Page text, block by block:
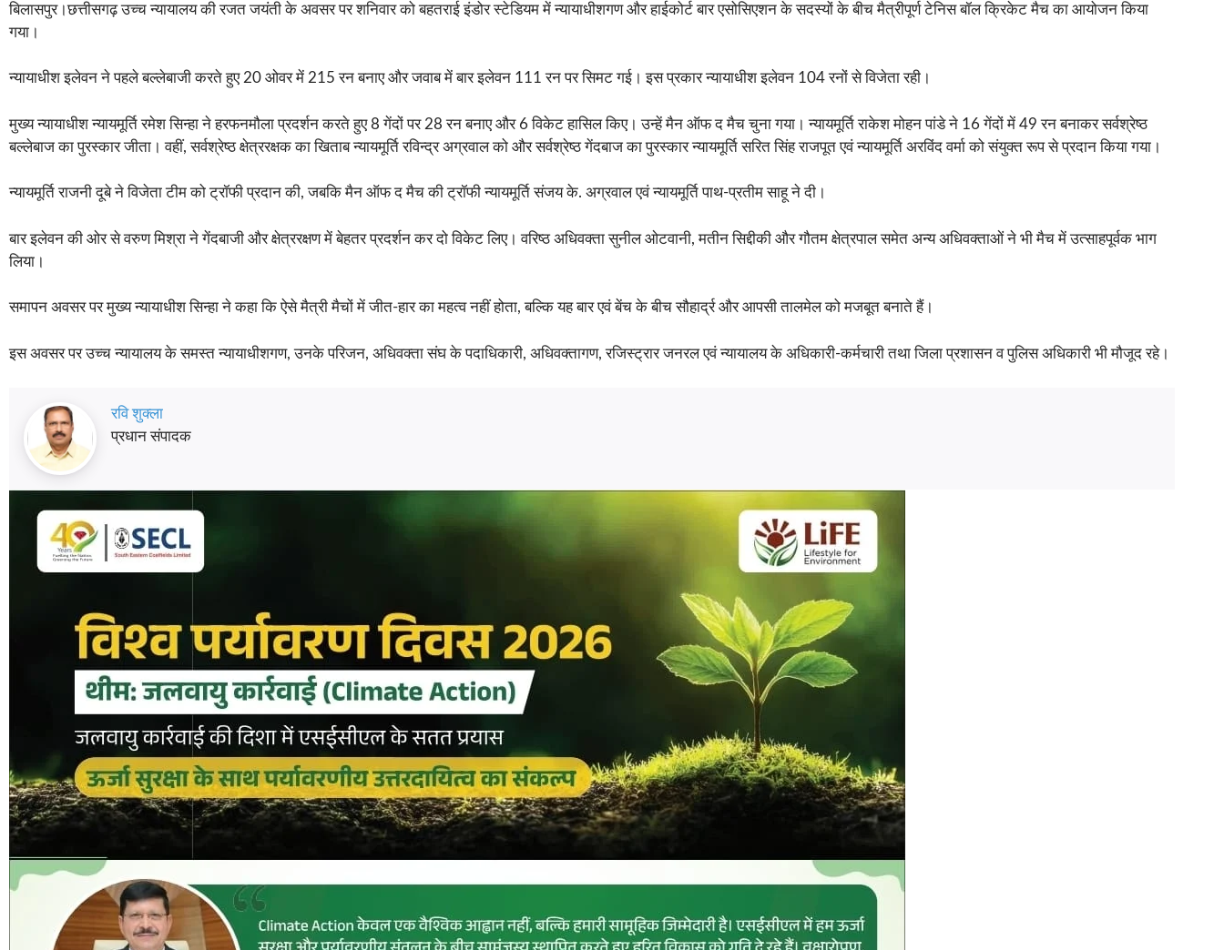
बिलासपुर।छत्तीसगढ़ उच्च न्यायालय की रजत जयंती के अवसर पर शनिवार को बहतराई इंडोर स्टेडियम में न्यायाधीशगण और हाईकोर्ट बार एसोसिएशन के सदस्यों के बीच मैत्रीपूर्ण टेनिस बॉल क्रिकेट मैच का आयोजन किया
गया।
न्यायाधीश इलेवन ने पहले बल्लेबाजी करते हुए 20 ओवर में 215 रन बनाए और जवाब में बार इलेवन 111 रन पर सिमट गई। इस प्रकार न्यायाधीश इलेवन 104 रनों से विजेता रही।
मुख्य न्यायाधीश न्यायमूर्ति रमेश सिन्हा ने हरफनमौला प्रदर्शन करते हुए 8 गेंदों पर 28 रन बनाए और 6 विकेट हासिल किए। उन्हें मैन ऑफ द मैच चुना गया। न्यायमूर्ति राकेश मोहन पांडे ने 16 गेंदों में 49 रन बनाकर सर्वश्रेष्ठ
बल्लेबाज का पुरस्कार जीता। वहीं, सर्वश्रेष्ठ क्षेत्ररक्षक का खिताब न्यायमूर्ति रविन्द्र अग्रवाल को और सर्वश्रेष्ठ गेंदबाज का पुरस्कार न्यायमूर्ति सरित सिंह राजपूत एवं न्यायमूर्ति अरविंद वर्मा को संयुक्त रूप से प्रदान किया गया।
न्यायमूर्ति राजनी दूबे ने विजेता टीम को ट्रॉफी प्रदान की, जबकि मैन ऑफ द मैच की ट्रॉफी न्यायमूर्ति संजय के. अग्रवाल एवं न्यायमूर्ति पाथ-प्रतीम साहू ने दी।
बार इलेवन की ओर से वरुण मिश्रा ने गेंदबाजी और क्षेत्ररक्षण में बेहतर प्रदर्शन कर दो विकेट लिए। वरिष्ठ अधिवक्ता सुनील ओटवानी, मतीन सिद्दीकी और गौतम क्षेत्रपाल समेत अन्य अधिवक्ताओं ने भी मैच में उत्साहपूर्वक भाग
लिया।
समापन अवसर पर मुख्य न्यायाधीश सिन्हा ने कहा कि ऐसे मैत्री मैचों में जीत-हार का महत्व नहीं होता, बल्कि यह बार एवं बेंच के बीच सौहार्द्र और आपसी तालमेल को मजबूत बनाते हैं।
इस अवसर पर उच्च न्यायालय के समस्त न्यायाधीशगण, उनके परिजन, अधिवक्ता संघ के पदाधिकारी, अधिवक्तागण, रजिस्ट्रार जनरल एवं न्यायालय के अधिकारी-कर्मचारी तथा जिला प्रशासन व पुलिस अधिकारी भी मौजूद रहे।
रवि शुक्ला
प्रधान संपादक